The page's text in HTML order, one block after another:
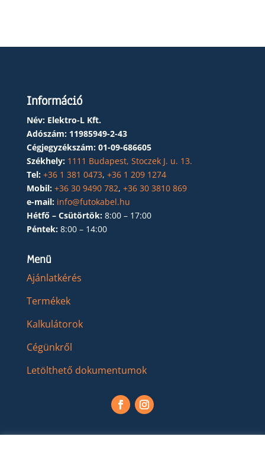
Információ
Név: Elektro-L Kft.
Adószám: 11985949-2-43
Cégjegyzékszám: 01-09-686605
Székhely: 1111 Budapest, Stoczek J. u. 13.
Tel: +36 1 381 0473, +36 1 209 1274
Mobil: +36 30 9490 782, +36 30 3810 869
e-mail: info@futokabel.hu
Hétfő – Csütörtök: 8:00 – 17:00
Péntek: 8:00 – 14:00
Menü
Ajánlatkérés
Termékek
Kalkulátorok
Cégünkről
Letölthető dokumentumok